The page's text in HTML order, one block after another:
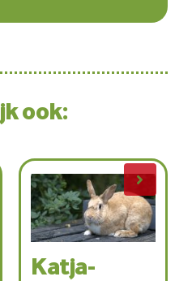
ook:
Katja-